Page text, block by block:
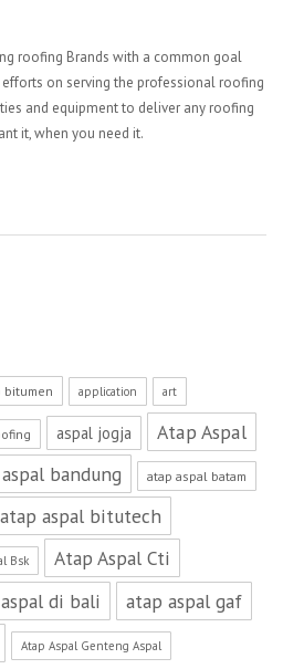
roofing Brands with a common goal
on serving the professional roofing
and equipment to deliver any roofing
it, when you need it.
bitumen application art
aspal jogja
Atap Aspal
bandung atap aspal batam
atap aspal bitutech
Bsk Atap Aspal Cti
di bali
atap aspal gaf
Atap Aspal Genteng Aspal